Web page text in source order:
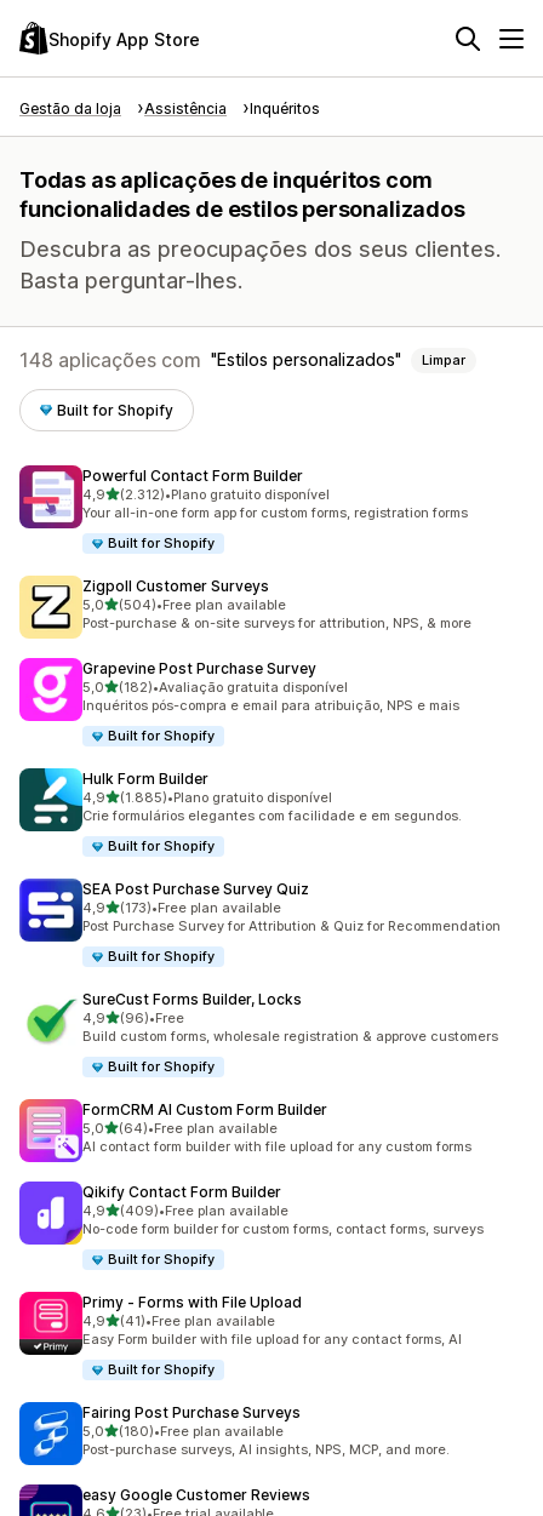
Shopify App Store
Gestão da loja Assistência Inquéritos
Todas as aplicações de inquéritos com
funcionalidades de estilos personalizados
Descubra as preocupações dos seus clientes.
Basta perguntar-lhes.
148 aplicações com Estilos personalizados Limpar
Built for Shopify
Powerful Contact Form Builder
4,9de 5 estrelas
(2.312)
2312 total de avaliações
•Plano gratuito disponível
Your all-in-one form app for custom forms, registration forms
Built for Shopify
Zigpoll Customer Surveys
5,0de 5 estrelas
(504)
504 total de avaliações
•Free plan available
Post-purchase & on-site surveys for attribution, NPS, & more
Grapevine Post Purchase Survey
5,0de 5 estrelas
(182)
182 total de avaliações
•Avaliação gratuita disponível
Inquéritos pós-compra e email para atribuição, NPS e mais
Built for Shopify
Hulk Form Builder
4,9de 5 estrelas
(1.885)
1885 total de avaliações
•Plano gratuito disponível
Crie formulários elegantes com facilidade e em segundos.
Built for Shopify
SEA Post Purchase Survey Quiz
4,9de 5 estrelas
(173)
173 total de avaliações
•Free plan available
Post Purchase Survey for Attribution & Quiz for Recommendation
Built for Shopify
SureCust Forms Builder, Locks
4,9de 5 estrelas
(96)
96 total de avaliações
•Free
Build custom forms, wholesale registration & approve customers
Built for Shopify
FormCRM AI Custom Form Builder
5,0de 5 estrelas
(64)
64 total de avaliações
•Free plan available
AI contact form builder with file upload for any custom forms
Qikify Contact Form Builder
4,9de 5 estrelas
(409)
409 total de avaliações
•Free plan available
No-code form builder for custom forms, contact forms, surveys
Built for Shopify
Primy ‑ Forms with File Upload
4,9de 5 estrelas
(41)
41 total de avaliações
•Free plan available
Easy Form builder with file upload for any contact forms, AI
Built for Shopify
Fairing Post Purchase Surveys
5,0de 5 estrelas
(180)
180 total de avaliações
•Free plan available
Post-purchase surveys, AI insights, NPS, MCP, and more.
easy Google Customer Reviews
de 5 estrelas